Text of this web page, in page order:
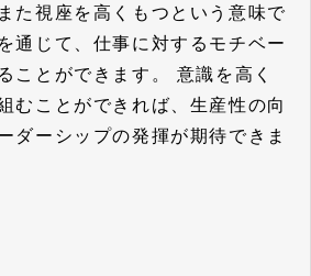
た視座を高くもつという意味で
通じて、仕事に対するモチベー
ことができます。 意識を高く
むことができれば、生産性の向
ダーシップの発揮が期待できま